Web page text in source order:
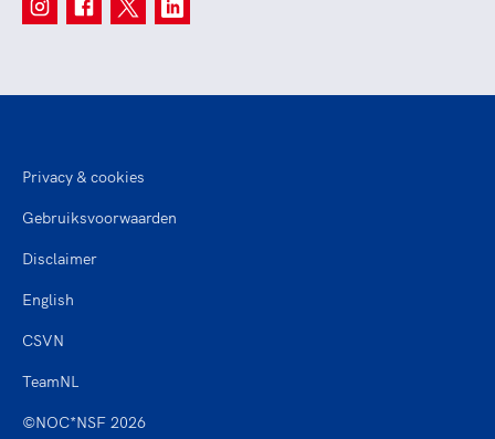
©NOC*NSF 2026
Privacy & cookies
Gebruiksvoorwaarden
Disclaimer
English
CSVN
TeamNL